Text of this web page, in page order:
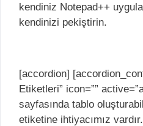
kendiniz Notepad++
kendinizi pekiştirin.
[accordion]
Etiketleri” icon=””
sayfasında tablo
etiketine ihtiyacımız